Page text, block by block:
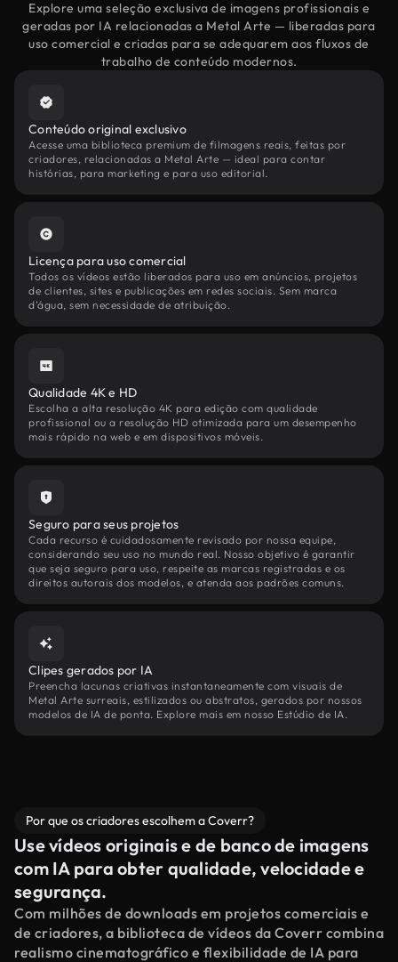
Explore uma seleção exclusiva de imagens profissionais e
geradas por IA relacionadas a Metal Arte — liberadas para
uso comercial e criadas para se adequarem aos fluxos de
trabalho de conteúdo modernos.
Conteúdo original exclusivo
Acesse uma biblioteca premium de filmagens reais, feitas por
criadores, relacionadas a Metal Arte — ideal para contar
histórias, para marketing e para uso editorial.
Licença para uso comercial
Todos os vídeos estão liberados para uso em anúncios, projetos
de clientes, sites e publicações em redes sociais. Sem marca
d'água, sem necessidade de atribuição.
Qualidade 4K e HD
Escolha a alta resolução 4K para edição com qualidade
profissional ou a resolução HD otimizada para um desempenho
mais rápido na web e em dispositivos móveis.
Seguro para seus projetos
Cada recurso é cuidadosamente revisado por nossa equipe,
considerando seu uso no mundo real. Nosso objetivo é garantir
que seja seguro para uso, respeite as marcas registradas e os
direitos autorais dos modelos, e atenda aos padrões comuns.
Clipes gerados por IA
Preencha lacunas criativas instantaneamente com visuais de
Metal Arte surreais, estilizados ou abstratos, gerados por nossos
modelos de IA de ponta. Explore mais em nosso Estúdio de IA.
Por que os criadores escolhem a Coverr?
Use vídeos originais e de banco de imagens
com IA para obter qualidade, velocidade e
segurança.
Com milhões de downloads em projetos comerciais e
de criadores, a biblioteca de vídeos da Coverr combina
realismo cinematográfico e flexibilidade de IA para